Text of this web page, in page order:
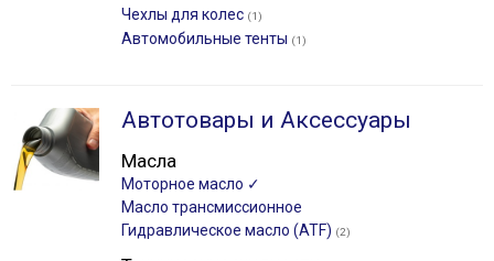
Чехлы для колес (1)
Автомобильные тенты (1)
Автотовары и Аксессуары
Масла
Моторное масло ✓
Масло трансмиссионное
Гидравлическое масло (ATF) (2)